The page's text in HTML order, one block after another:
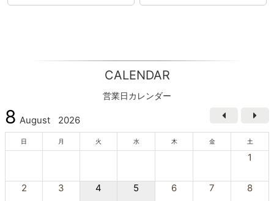
CALENDAR
営業日カレンダー
8 August 2026
日 月 火 水 木 金 土
1
2 3 4 5 6 7 8